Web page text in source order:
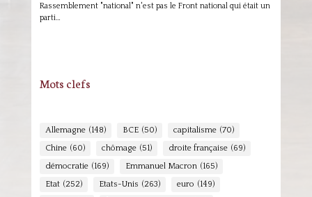
Rassemblement "national" n'est pas le Front national qui était un
parti…
Mots clefs
Allemagne (148) BCE (50) capitalisme (70)
Chine (60) chômage (51) droite française (69)
démocratie (169) Emmanuel Macron (165)
Etat (252) Etats-Unis (263) euro (149)